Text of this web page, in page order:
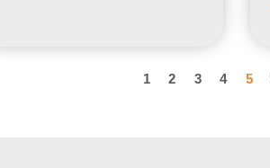
1 2 3 4 5